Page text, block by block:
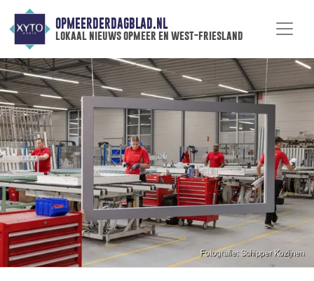
OPMEERDERDAGBLAD.NL
lokaal nieuws opmeer en west-friesland